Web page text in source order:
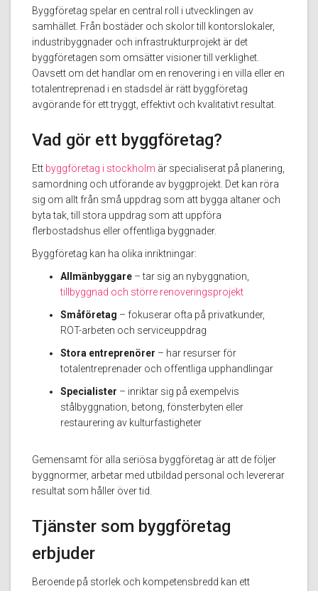
Byggföretag spelar en central roll i utvecklingen av
samhället. Från bostäder och skolor till kontorslokaler,
industribyggnader och infrastrukturprojekt är det
byggföretagen som omsätter visioner till verklighet.
Oavsett om det handlar om en renovering i en villa eller en
totalentreprenad i en stadsdel är rätt byggföretag
avgörande för ett tryggt, effektivt och kvalitativt resultat.
Vad gör ett byggföretag?
Ett byggföretag i stockholm är specialiserat på planering,
samordning och utförande av byggprojekt. Det kan röra
sig om allt från små uppdrag som att bygga altaner och
byta tak, till stora uppdrag som att uppföra
flerbostadshus eller offentliga byggnader.
Byggföretag kan ha olika inriktningar:
Allmänbyggare – tar sig an nybyggnation,
tillbyggnad och större renoveringsprojekt
Småföretag – fokuserar ofta på privatkunder,
ROT-arbeten och serviceuppdrag
Stora entreprenörer – har resurser för
totalentreprenader och offentliga upphandlingar
Specialister – inriktar sig på exempelvis
stålbyggnation, betong, fönsterbyten eller
restaurering av kulturfastigheter
Gemensamt för alla seriösa byggföretag är att de följer
byggnormer, arbetar med utbildad personal och levererar
resultat som håller över tid.
Tjänster som byggföretag
erbjuder
Beroende på storlek och kompetensbredd kan ett